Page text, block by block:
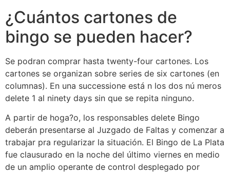
¿Cuántos cartones de
bingo se pueden hacer?
Se podran comprar hasta twenty-four cartones. Los
cartones se organizan sobre series de six cartones (en
columnas). En una successione está n los dos nú meros
delete 1 al ninety days sin que se repita ninguno.
A partir de hoga?o, los responsables delete Bingo
deberán presentarse al Juzgado de Faltas y comenzar a
trabajar pra regularizar la situación. El Bingo de La Plata
fue clausurado en la noche del último viernes en medio
de un amplio operante de control desplegado por